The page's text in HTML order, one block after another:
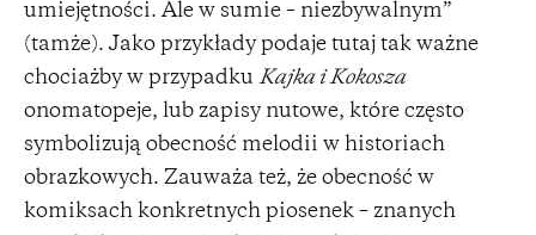
umiejętności. Ale w sumie – niezbywalnym”
(tamże). Jako przykłady podaje tutaj tak ważne
chociażby w przypadku Kajka i Kokosza
onomatopeje, lub zapisy nutowe, które często
symbolizują obecność melodii w historiach
obrazkowych. Zauważa też, że obecność w
komiksach konkretnych piosenek – znanych